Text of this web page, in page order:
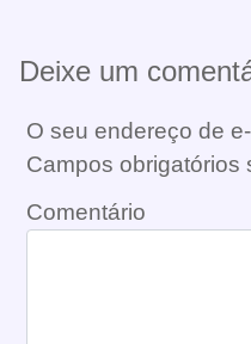
Deixe um
O seu endereço de
Campos obrigatórios
Comentário